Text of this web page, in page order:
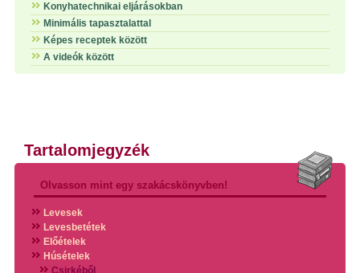
Konyhatechnikai eljárásokban
Minimális tapasztalattal
Képes receptek között
A videók között
Tartalomjegyzék
Olvasson mint egy szakácskönyvben!
Levesek
Levesbetétek
Előételek
Húsételek
Csirkéből